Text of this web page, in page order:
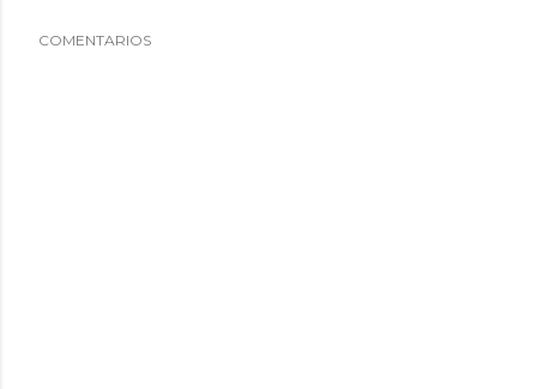
COMENTARIOS